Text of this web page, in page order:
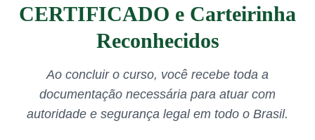
CERTIFICADO e Carteirinha
Reconhecidos
Ao concluir o curso, você recebe toda a
documentação necessária para atuar com
autoridade e segurança legal em todo o Brasil.